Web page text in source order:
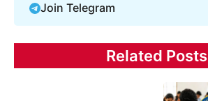
Join Telegram
Related Posts